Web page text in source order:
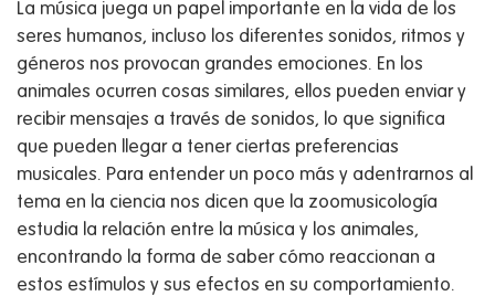
La música juega un papel importante en la vida de los
seres humanos, incluso los diferentes sonidos, ritmos y
géneros nos provocan grandes emociones. En los
animales ocurren cosas similares, ellos pueden enviar y
recibir mensajes a través de sonidos, lo que significa
que pueden llegar a tener ciertas preferencias
musicales. Para entender un poco más y adentrarnos al
tema en la ciencia nos dicen que la zoomusicología
estudia la relación entre la música y los animales,
encontrando la forma de saber cómo reaccionan a
estos estímulos y sus efectos en su comportamiento.